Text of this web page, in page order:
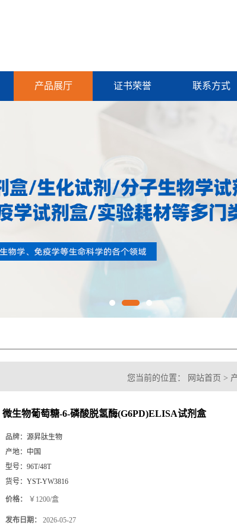
产品展厅 证书荣誉 联系方式
您当前的位置： 网站首页 >
微生物葡萄糖-6-磷酸脱氢酶(G6PD)ELISA试剂盒
品牌： 源昇肽生物
产地： 中国
型号： 96T/48T
货号： YST-YW3816
价格： ￥1200/盒
发布日期： 2026-05-27